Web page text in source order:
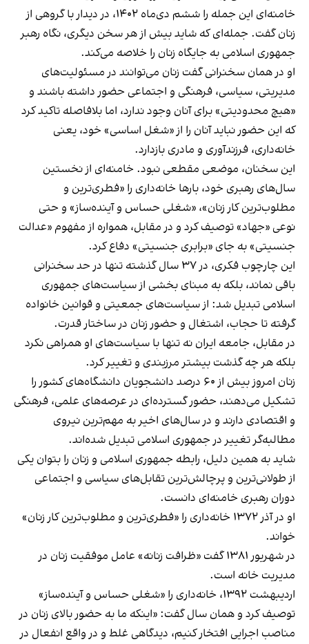
خامنه‌ای این جمله را ششم دی‌ماه ۱۴۰۲، در دیدار با گروهی از
زنان گفت. جمله‌ای که شاید بیش از هر سخن دیگری، نگاه رهبر
جمهوری اسلامی به جایگاه زنان را خلاصه می‌کند.
او در همان سخنرانی گفت زنان می‌توانند در مسئولیت‌های
مدیریتی، سیاسی، فرهنگی و اجتماعی حضور داشته باشند و
«هیچ محدودیتی» برای آنان وجود ندارد، اما بلافاصله تاکید کرد
که این حضور نباید آنان را از «شغل اساسی» خود، یعنی
خانه‌داری، فرزندآوری و مادری بازدارد.
این سخنان، موضعی مقطعی نبود. خامنه‌ای از نخستین
سال‌های رهبری خود، بارها خانه‌داری را «فطری‌ترین و
مطلوب‌ترین کار زنان»، «شغلی حساس و آینده‌ساز» و حتی
نوعی «جهاد» توصیف کرد و در مقابل، همواره از مفهوم «عدالت
جنسیتی» به جای «برابری جنسیتی» دفاع کرد.
این چارچوب فکری، در ۳۷ سال گذشته تنها در حد سخنرانی
باقی نماند، بلکه به مبنای بخشی از سیاست‌های جمهوری
اسلامی تبدیل شد: از سیاست‌های جمعیتی و قوانین خانواده
گرفته تا حجاب، اشتغال و حضور زنان در ساختار قدرت.
در مقابل، جامعه ایران نه تنها با سیاست‌های او همراهی نکرد
بلکه هر چه گذشت بیشتر مرزبندی و تغییر کرد.
زنان امروز بیش از ۶۰ درصد دانشجویان دانشگاه‌های کشور را
تشکیل می‌دهند، حضور گسترده‌ای در عرصه‌های علمی، فرهنگی
و اقتصادی دارند و در سال‌های اخیر به مهم‌ترین نیروی
مطالبه‌گر تغییر در جمهوری اسلامی تبدیل شده‌اند.
شاید به همین دلیل، رابطه جمهوری اسلامی و زنان را بتوان یکی
از طولانی‌ترین و پرچالش‌ترین تقابل‌های سیاسی و اجتماعی
دوران رهبری خامنه‌ای دانست.
او در آذر ۱۳۷۲ خانه‌داری را «فطری‌ترین و مطلوب‌ترین کار زنان»
خواند.
در شهریور ۱۳۸۱ گفت «ظرافت زنانه» عامل موفقیت زنان در
مدیریت خانه است.
اردیبهشت ۱۳۹۲، خانه‌داری را «شغلی حساس و آینده‌ساز»
توصیف کرد و همان سال گفت: «اینکه ما به حضور بالای زنان در
مناصب اجرایی افتخار کنیم، دیدگاهی غلط و در واقع انفعال در